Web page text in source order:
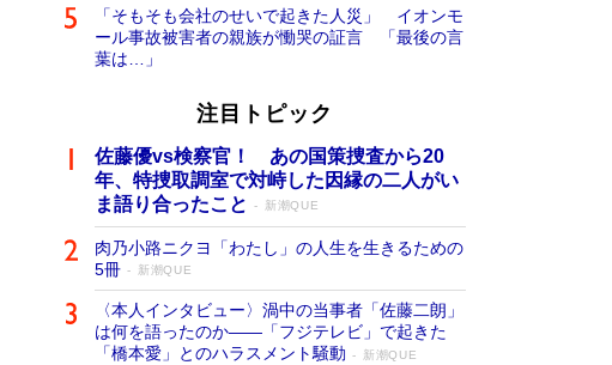
「そもそも会社のせいで起きた人災」 イオンモ
ール事故被害者の親族が慟哭の証言 「最後の言
葉は…」
注目トピック
佐藤優vs検察官！ あの国策捜査から20
年、特捜取調室で対峙した因縁の二人がい
ま語り合ったこと
新潮QUE
肉乃小路ニクヨ「わたし」の人生を生きるための
5冊
新潮QUE
〈本人インタビュー〉渦中の当事者「佐藤二朗」
は何を語ったのか――「フジテレビ」で起きた
「橋本愛」とのハラスメント騒動
新潮QUE